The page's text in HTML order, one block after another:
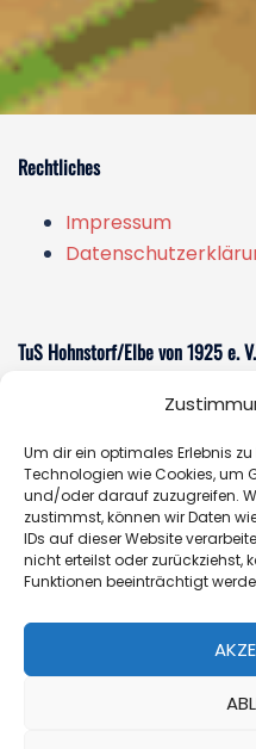
Um dir ein optimales Erlebnis
Technologien wie Cookies, um
und/oder darauf zuzugreifen.
zustimmst, können wir Daten
IDs auf dieser Website
nicht erteilst oder zurückziehst,
Funktionen beeinträchtigt
Rechtliches
Impressum
TuS Hohnstorf/Elbe von 1925 e. V.
Am Sportzentrum 1
E-Mail:
Geschäftsstelle
Öffnungszeiten:
Telefon:+49 (0)162-